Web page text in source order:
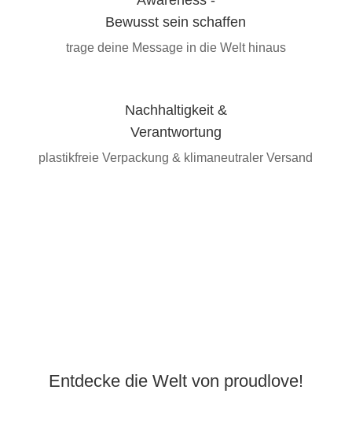
Bewusst sein schaffen
trage deine Message in die Welt hinaus
Nachhaltigkeit &
Verantwortung
plastikfreie Verpackung & klimaneutraler Versand
Entdecke die Welt von proudlove!